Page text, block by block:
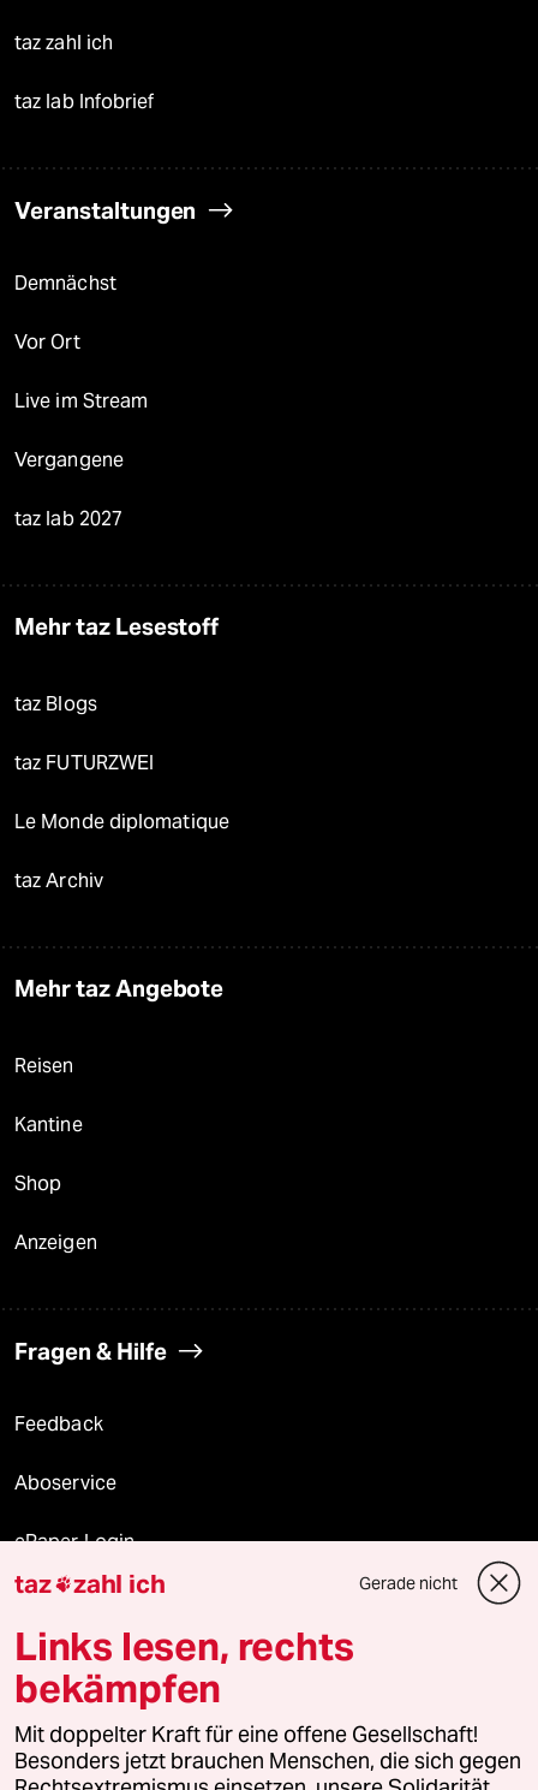
taz zahl ich
taz lab Infobrief
Veranstaltungen
Demnächst
Vor Ort
Live im Stream
Vergangene
taz lab 2027
Mehr taz Lesestoff
taz Blogs
taz FUTURZWEI
Le Monde diplomatique
taz Archiv
Mehr taz Angebote
Reisen
Kantine
Shop
Anzeigen
Fragen & Hilfe
Feedback
Aboservice
ePaper Login
Downloads für Abonnierende
© 2026 taz Verlags und Vertriebs GmbH
Alle Rechte vorbehalten. Bei rechtlichen Fragen oder für Genehmigungen
wenden Sie sich bitte an
lizenzen@taz.de
taz zahl ich Gerade nicht
Links lesen, rechts
bekämpfen
Mit doppelter Kraft für eine offene Gesellschaft!
Besonders jetzt brauchen Menschen, die sich gegen